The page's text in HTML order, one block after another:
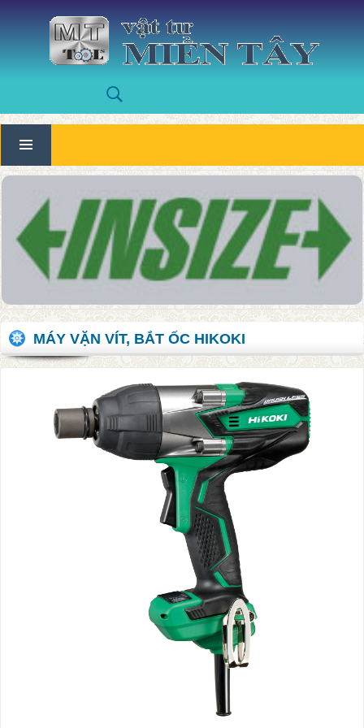
MÁY VẶN VÍT, BẮT ỐC HIKOKI